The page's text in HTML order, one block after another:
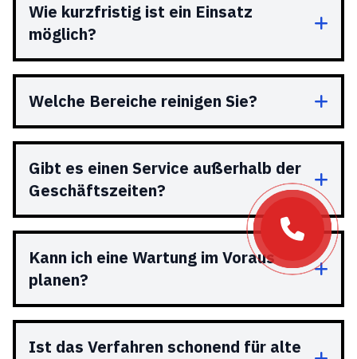
Wie kurzfristig ist ein Einsatz
möglich?
Welche Bereiche reinigen Sie?
Gibt es einen Service außerhalb der
Geschäftszeiten?
Kann ich eine Wartung im Voraus
planen?
Ist das Verfahren schonend für alte